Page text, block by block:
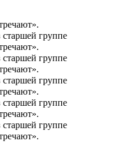
группе
группе
группе
группе
группе